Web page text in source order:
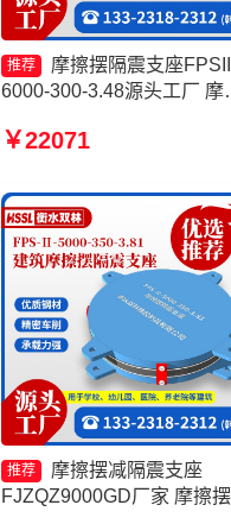
推荐
摩擦摆隔震支座
6000-300-3.48源头工厂 摩
FPSII-7000-350-3.81源头
厂
￥22071
推荐
摩擦摆减隔震支座
FJZQZ9000GD厂家 摩擦